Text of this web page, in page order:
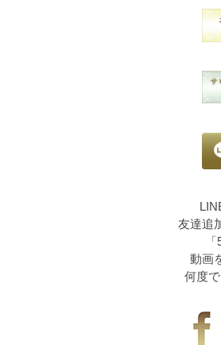
友達追
動画
何度